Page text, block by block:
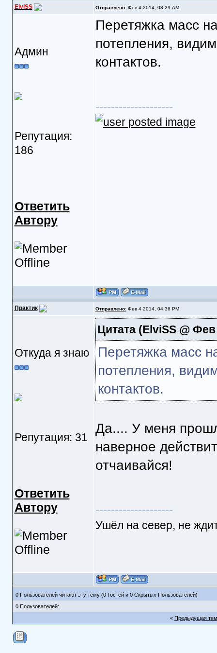
ElviSS Отправлено:Фев 4 2014, 08:29 AM
Админ
Репутация:
186
Ответить
Автору
Перетяжка масс
потепления,
контактов.
--------------------
Практик Отправлено:Фев 4 2014, 04:36 PM
Откуда я знаю
Репутация: 31
Ответить
Автору
Цитата(ElviSS @ Фев
Перетяжка масс
потепления,
контактов.
Да.... У меня
наверное
отчаивайся!
--------------------
Ушёл на север, не
0 Пользователей читают эту тему (0 Гостей и 0 Скрытых Пользователей)
0 Пользователей:
« Предыдущая